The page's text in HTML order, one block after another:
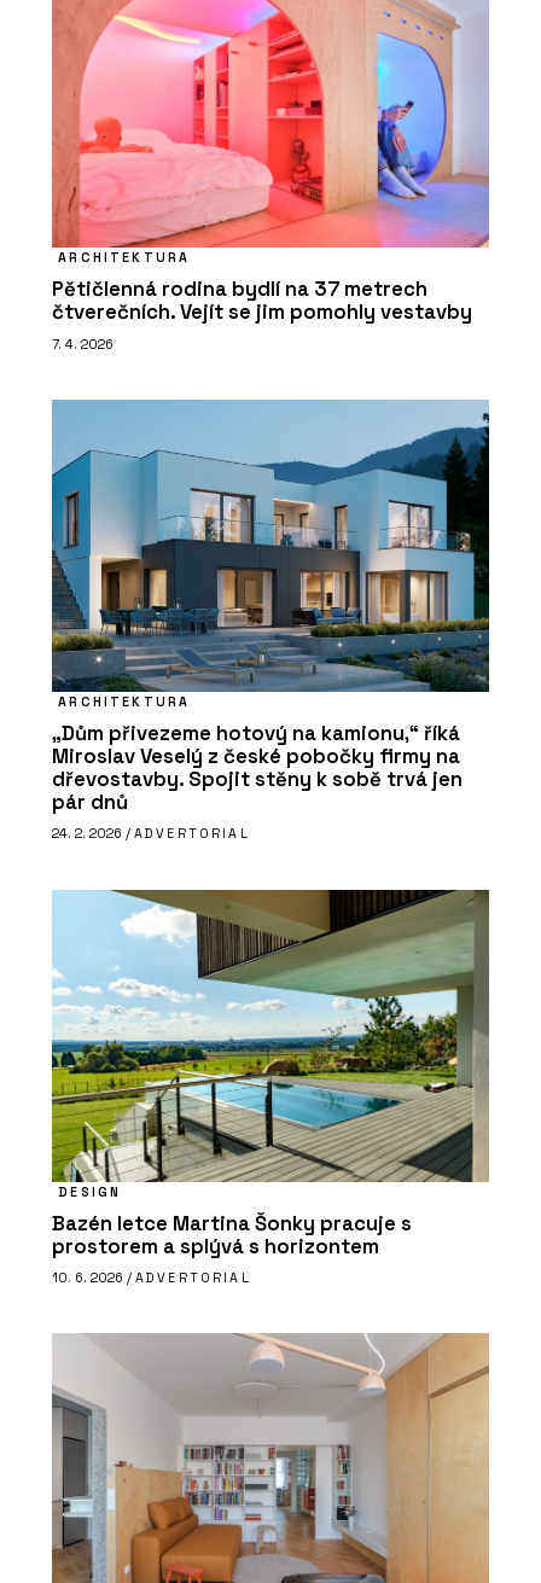
ARCHITEKTURA
Pětičlenná rodina bydlí na 37 metrech
čtverečních. Vejít se jim pomohly vestavby
7. 4. 2026
ARCHITEKTURA
„Dům přivezeme hotový na kamionu,“ říká
Miroslav Veselý z české pobočky firmy na
dřevostavby. Spojit stěny k sobě trvá jen
pár dnů
24. 2. 2026 / ADVERTORIAL
DESIGN
Bazén letce Martina Šonky pracuje s
prostorem a splývá s horizontem
10. 6. 2026 / ADVERTORIAL